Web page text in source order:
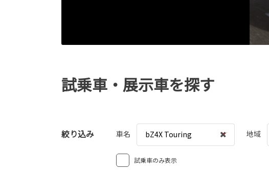
試乗車・展示車を探す
絞り込み 車名 bZ4X Touring 地域
試乗車のみ表示